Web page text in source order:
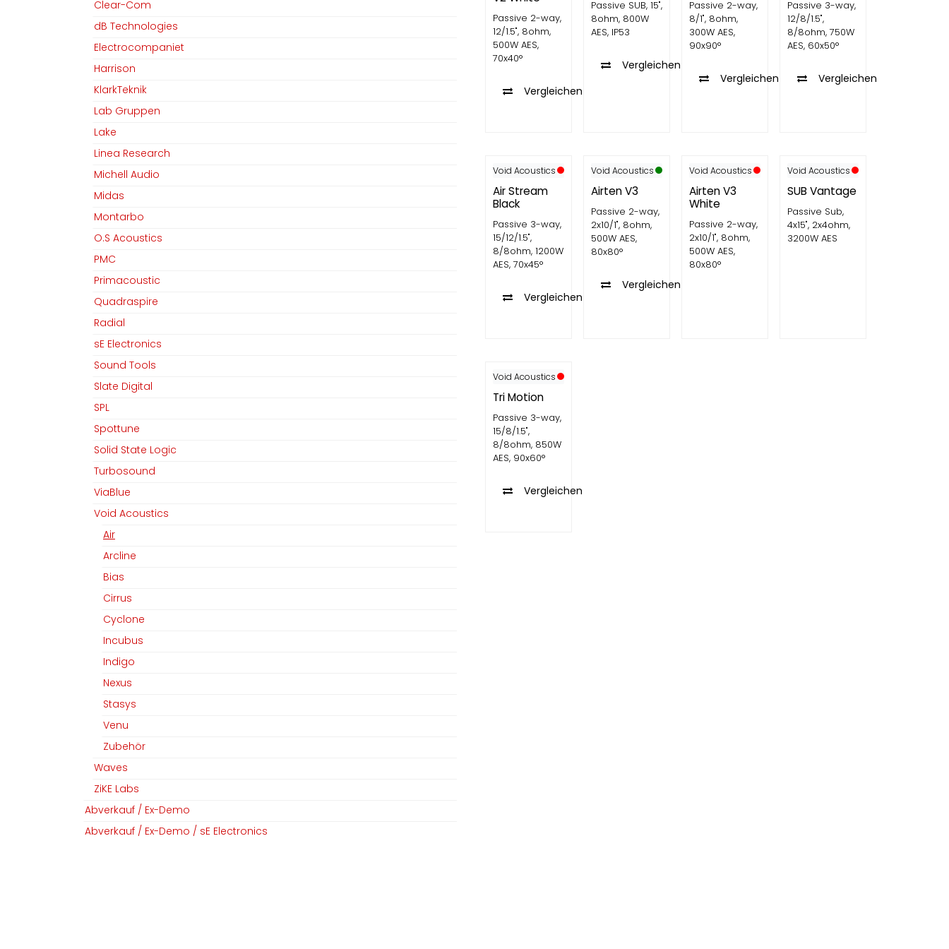
Clear-Com
dB Technologies
Electrocompaniet
Harrison
KlarkTeknik
Lab Gruppen
Lake
Linea Research
Michell Audio
Midas
Montarbo
O.S Acoustics
PMC
Primacoustic
Quadraspire
Radial
sE Electronics
Sound Tools
Slate Digital
SPL
Spottune
Solid State Logic
Turbosound
ViaBlue
Void Acoustics
Air
Arcline
Bias
Cirrus
Cyclone
Incubus
Indigo
Nexus
Stasys
Venu
Zubehör
Waves
ZiKE Labs
Abverkauf / Ex-Demo
Abverkauf / Ex-Demo / sE Electronics
Passive 2-way,
12/1.5", 8ohm,
500W AES,
70x40°
Vergleichen
Passive SUB, 15",
8ohm, 800W
AES, IP53
Vergleichen
Passive 2-way,
8/1", 8ohm,
300W AES,
90x90°
Vergleichen
Passive 3-way,
12/8/1.5",
8/8ohm, 750W
AES, 60x50°
Vergleichen
Void Acoustics
Air Stream
Black
Passive 3-way,
15/12/1.5",
8/8ohm, 1200W
AES, 70x45°
Vergleichen
Void Acoustics
Airten V3
Passive 2-way,
2x10/1", 8ohm,
500W AES,
80x80°
Vergleichen
Void Acoustics
Airten V3
White
Passive 2-way,
2x10/1", 8ohm,
500W AES,
80x80°
Void Acoustics
SUB Vantage
Passive Sub,
4x15", 2x4ohm,
3200W AES
Void Acoustics
Tri Motion
Passive 3-way,
15/8/1.5",
8/8ohm, 850W
AES, 90x60°
Vergleichen
MGM Audio AG
Home
Team
Datenschutz
Impressum
Copyright © MGM Audio AG